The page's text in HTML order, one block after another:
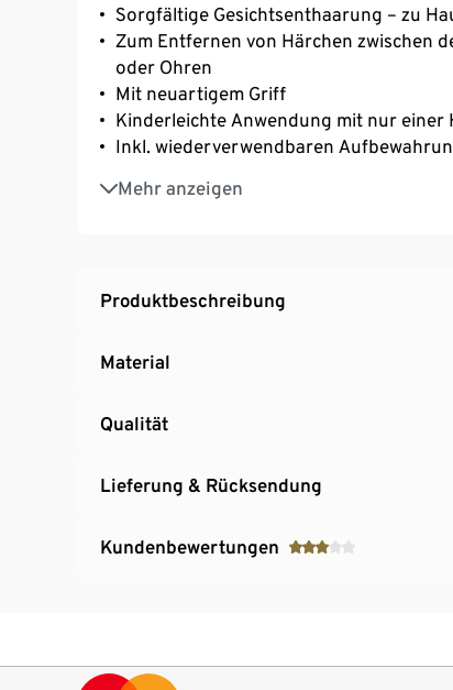
Sorgfältige Gesichtsenthaarung – zu
Zum Entfernen von Härchen zwischen
oder Ohren
Mit neuartigem Griff
Kinderleichte Anwendung mit nur einer
Inkl. wiederverwendbaren
Mehr anzeigen
2 Epilierer im Set
Hergestellt in Deutschland
Produktbeschreibung
Material
Qualität
Lieferung & Rücksendung
Kundenbewertungen